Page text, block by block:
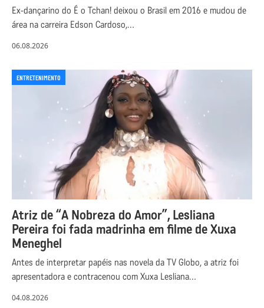
Ex-dançarino do É o Tchan! deixou o Brasil em 2016 e mudou de
área na carreira Edson Cardoso,…
06.08.2026
ENTRETENIMENTO
Atriz de “A Nobreza do Amor”, Lesliana
Pereira foi fada madrinha em filme de Xuxa
Meneghel
Antes de interpretar papéis nas novela da TV Globo, a atriz foi
apresentadora e contracenou com Xuxa Lesliana…
04.08.2026